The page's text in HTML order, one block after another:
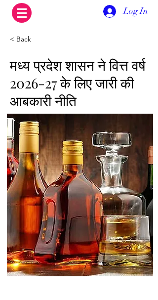
Log In
< Back
मध्य प्रदेश शासन ने वित्त वर्ष
2026-27 के लिए जारी की
आबकारी नीति